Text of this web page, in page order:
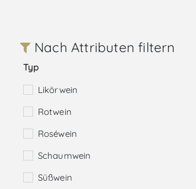
Nach Attributen filtern
Typ
Likörwein
Rotwein
Roséwein
Schaumwein
Süßwein